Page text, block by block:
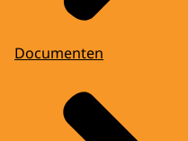
Documenten